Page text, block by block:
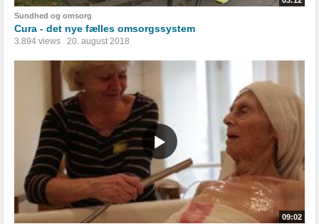
Sundhed og omsorg
Cura - det nye fælles omsorgssystem
3.894 views 20. august 2018
09:02